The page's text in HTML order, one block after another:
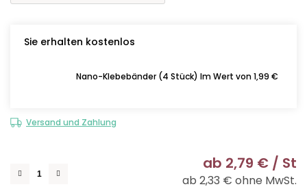
Sie erhalten kostenlos
Nano-Klebebänder (4 Stück) Im Wert von 1,99 €
Versand und Zahlung
ab 2,79 € / St
ab 2,33 € ohne MwSt.